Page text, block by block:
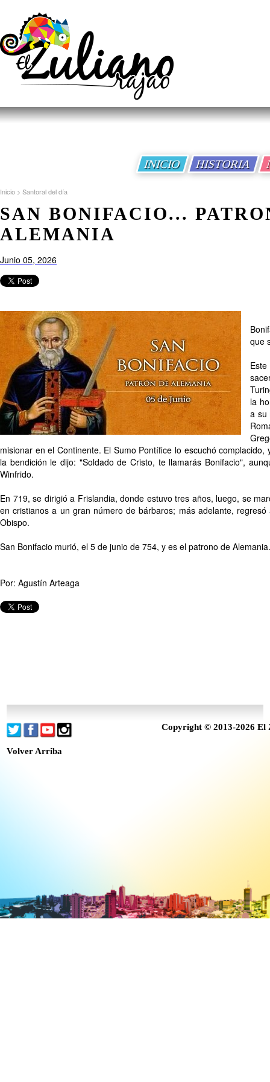
INICIO HISTORIA
SAN BONIFACIO...
ALEMANIA
Inicio > Santoral del día
Junio 05, 2026
que
la
a su
misionar en el Continente. El Sumo Pontífice lo escuchó
la bendición le dijo: "Soldado de Cristo, te llamarás Bonifacio",
Winfrido.
En 719, se dirigió a Frislandia, donde estuvo tres años, luego, se
en cristianos a un gran número de bárbaros; más adelante,
Obispo.
San Bonifacio murió, el 5 de junio de 754, y es el patrono de Alemania.
Por: Agustín Arteaga
Copyright © 2013-2026 El
Volver Arriba